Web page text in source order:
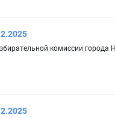
комиссии города